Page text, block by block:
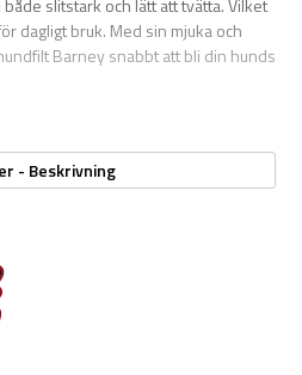
slitstark och lätt att tvätta. Vilket
dagligt bruk. Med sin mjuka och
Barney snabbt att bli din hunds
- Beskrivning